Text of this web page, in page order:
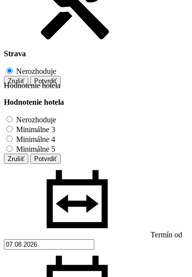
Strava
Nerozhoduje
Zrušiť Potvrdiť
Hodnotenie hotela
Hodnotenie hotela
Nerozhoduje
Minimálne 3
Minimálne 4
Minimálne 5
Zrušiť Potvrdiť
Termín od